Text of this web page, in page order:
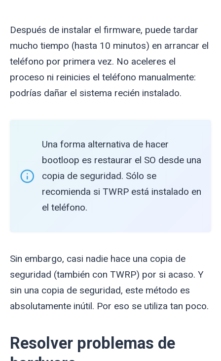
Después de instalar el firmware, puede tardar
mucho tiempo (hasta 10 minutos) en arrancar el
teléfono por primera vez. No aceleres el
proceso ni reinicies el teléfono manualmente:
podrías dañar el sistema recién instalado.
Una forma alternativa de hacer
bootloop es restaurar el SO desde una
copia de seguridad. Sólo se
recomienda si TWRP está instalado en
el teléfono.
Sin embargo, casi nadie hace una copia de
seguridad (también con TWRP) por si acaso. Y
sin una copia de seguridad, este método es
absolutamente inútil. Por eso se utiliza tan poco.
Resolver problemas de